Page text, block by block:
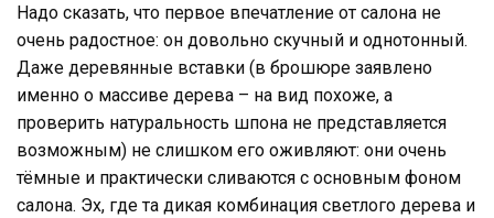
Надо сказать, что первое впечатление от салона не
очень радостное: он довольно скучный и однотонный.
Даже деревянные вставки (в брошюре заявлено
именно о массиве дерева – на вид похоже, а
проверить натуральность шпона не представляется
возможным) не слишком его оживляют: они очень
тёмные и практически сливаются с основным фоном
салона. Эх, где та дикая комбинация светлого дерева и